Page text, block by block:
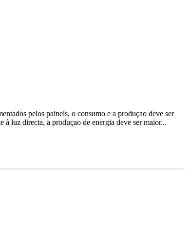
pelos paineis, o consumo e a produçao deve ser
à luz directa, a produçao de energia deve ser maior...